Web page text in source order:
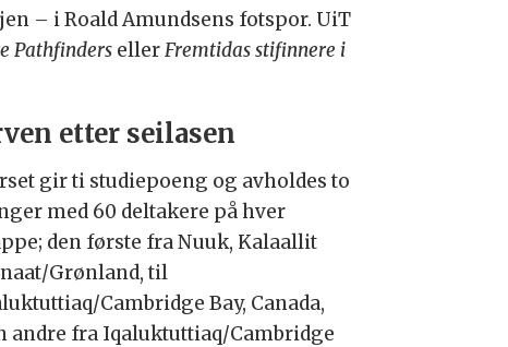
– i Roald Amundsens fotspor. UiT
Pathfinders ellerFremtidas stifinnere i
etter seilasen
gir ti studiepoeng og avholdes to
med 60 deltakere på hver
; den første fra Nuuk, Kalaallit
Grønland, til
Cambridge Bay, Canada,
andre fra Iqaluktuttiaq/Cambridge